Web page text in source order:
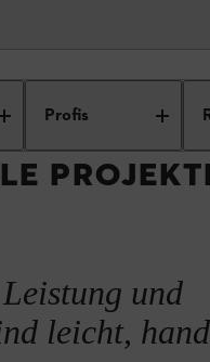
Profis
und
leicht,